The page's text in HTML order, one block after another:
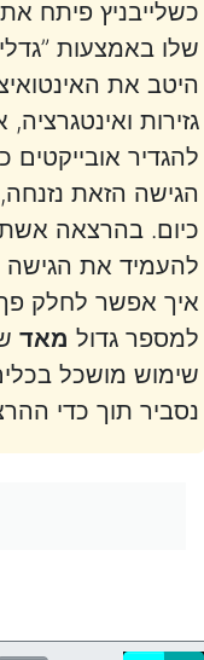
כשלייבניץ פיתח
שלו באמצעות
היטב את
גזירות
להגדיר
הגישה הזאת
כיום. בהרצאה
להעמיד את הגישה
איך אפשר לחלק
למספר גדול מאד
שימוש מושכל
נסביר תוך כדי